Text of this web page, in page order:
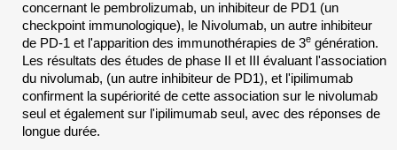
concernant le pembrolizumab, un inhibiteur de PD1 (un
checkpoint immunologique), le Nivolumab, un autre inhibiteur
de PD-1 et l'apparition des immunothérapies de 3e génération.
Les résultats des études de phase II et III évaluant l'association
du nivolumab, (un autre inhibiteur de PD1), et l'ipilimumab
confirment la supériorité de cette association sur le nivolumab
seul et également sur l'ipilimumab seul, avec des réponses de
longue durée.